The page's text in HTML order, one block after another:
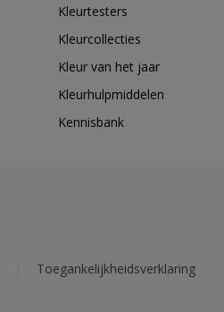
Kleurtesters
Kleurcollecties
Kleur van het jaar
Kleurhulpmiddelen
Kennisbank
Toegankelijkheidsverklaring